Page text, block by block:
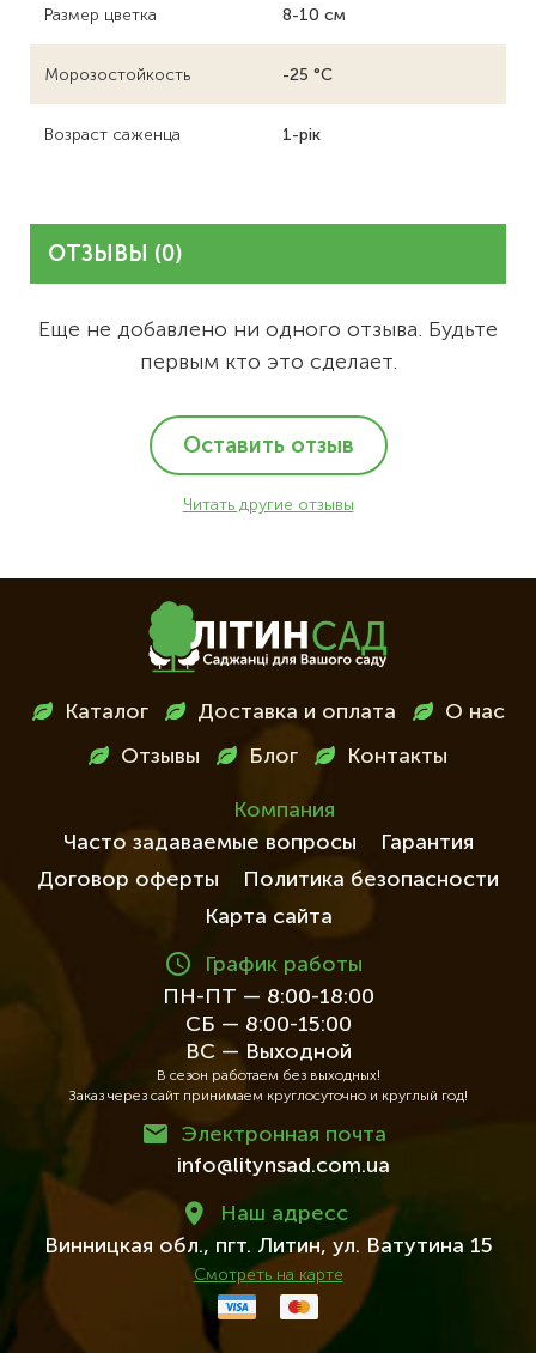
Размер цветка 8-10 см
Морозостойкость -25 °C
Возраст саженца 1-рік
ОТЗЫВЫ (0)
Еще не добавлено ни одного отзыва. Будьте
первым кто это сделает.
Оставить отзыв
Читать другие отзывы
МенюКаталог Доставка и оплата О нас
Отзывы Блог Контакты
Компания
Часто задаваемые вопросы
Гарантия
Договор оферты
Политика безопасности
Карта сайта
График работы
ПН-ПТ — 8:00-18:00
СБ — 8:00-15:00
ВС — Выходной
В сезон работаем без выходных!
Заказ через сайт принимаем круглосуточно и круглый год!
Электронная почта
info@litynsad.com.ua
Наш адресc
Винницкая обл., пгт. Литин, ул. Ватутина 15
Смотреть на карте